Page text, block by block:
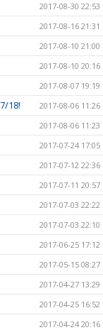
2017-08-30 22:53
2017-08-16 21:31
2017-08-10 21:00
2017-08-10 20:16
2017-08-07 19:19
18! 2017-08-06 11:26
2017-08-06 11:23
2017-07-24 17:05
2017-07-12 22:36
2017-07-11 20:57
2017-07-03 22:22
2017-07-03 22:10
2017-06-25 17:12
2017-05-15 08:27
2017-04-27 13:29
2017-04-25 16:52
2017-04-24 20:16